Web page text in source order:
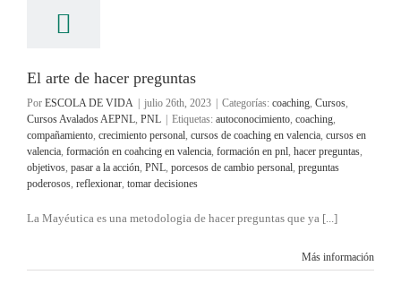
El arte de hacer preguntas
Por ESCOLA DE VIDA julio 26th, 2023 Categorías: coaching, Cursos,
Cursos Avalados AEPNL, PNL Etiquetas: autoconocimiento, coaching,
compañamiento, crecimiento personal, cursos de coaching en valencia, cursos en
valencia, formación en coahcing en valencia, formación en pnl, hacer preguntas,
objetivos, pasar a la acción, PNL, porcesos de cambio personal, preguntas
poderosos, reflexionar, tomar decisiones
La Mayéutica es una metodologia de hacer preguntas que ya [...]
Más información